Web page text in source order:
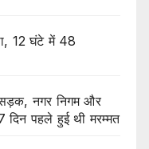
12 घंटे में 48
नगर निगम और
दिन पहले हुई थी मरम्मत